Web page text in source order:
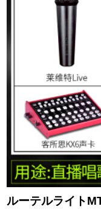
ルーテルライト